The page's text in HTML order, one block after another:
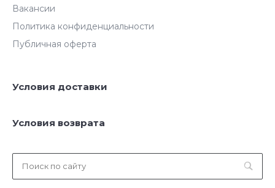
Вакансии
Политика конфиденциальности
Публичная оферта
Условия доставки
Условия возврата